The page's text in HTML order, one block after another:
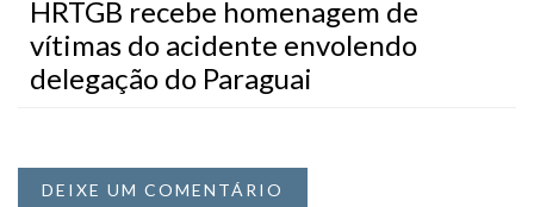
HRTGB recebe homenagem de
vítimas do acidente envolendo
delegação do Paraguai
DEIXE UM COMENTÁRIO